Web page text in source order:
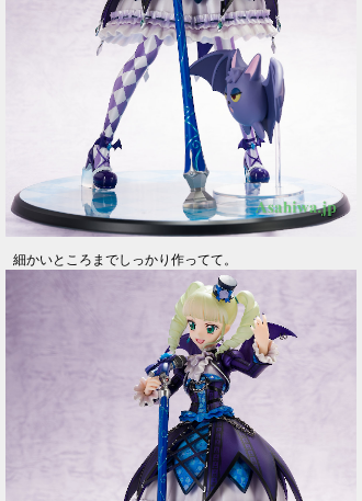
細かいところまでしっかり作ってて。